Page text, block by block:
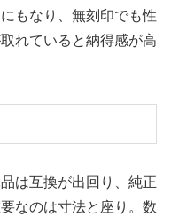
もなり、無刻印でも性
れていると納得感が高
は互換が出回り、純正
なのは寸法と座り。数